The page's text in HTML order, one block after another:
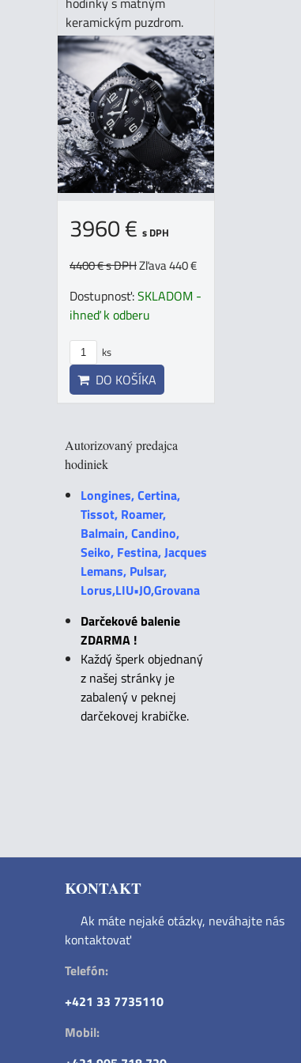
keramickým puzdrom.
3960 € s DPH
4400 €s DPHZľava 440 €
Dostupnosť:SKLADOM -
ihneď k odberu
ks
DO KOŠÍKA
Autorizovaný predajca
hodiniek
Longines, Certina,
Tissot, Roamer,
Balmain, Candino,
Seiko, Festina, Jacques
Lemans, Pulsar,
Lorus,LIU•JO,Grovana
Darčekové balenie
ZDARMA !
Každý šperk objednaný
z našej stránky je
zabalený v peknej
darčekovej krabičke.
KONTAKT
Ak máte nejaké otázky, neváhajte nás
kontaktovať
Telefón:
+421 33 7735110
Mobil: